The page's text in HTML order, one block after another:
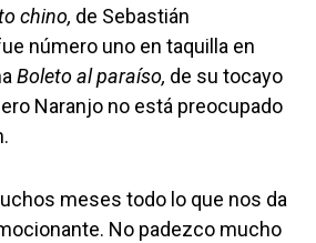
chino, de Sebastián
número uno en taquilla en
Boleto al paraíso, de su tocayo
Naranjo no está preocupado
meses todo lo que nos da
No padezco mucho